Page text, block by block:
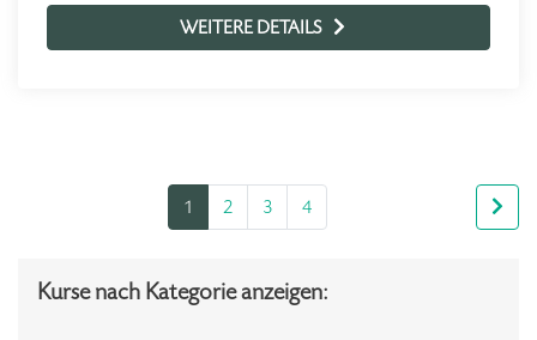
WEITERE DETAILS
1 2 3 4
Kurse nach Kategorie anzeigen: